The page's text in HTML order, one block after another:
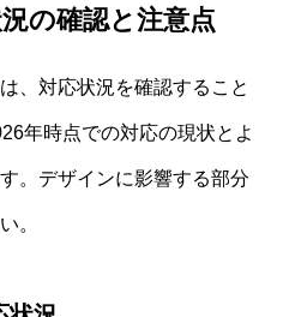
の確認と注意点
、対応状況を確認すること
年時点での対応の現状とよ
。デザインに影響する部分
。